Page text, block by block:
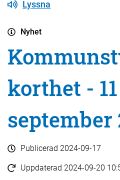
Lyssna
Nyhet
korthet - 11
september
Publicerad 2024-09-17
Uppdaterad 2024-09-20